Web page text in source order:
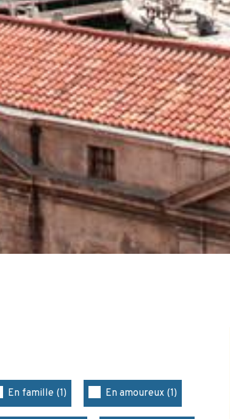
En famille (1) En amoureux (1)